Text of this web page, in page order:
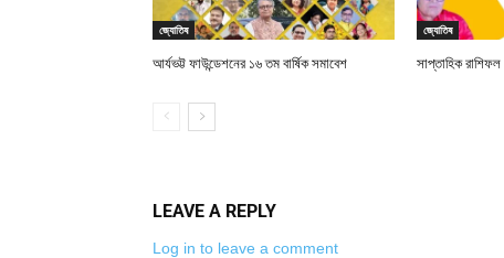
জ্যোতিষ
আর্যভট্ট ফাউন্ডেশনের ১৬ তম বার্ষিক সমাবেশ
জ্যোতিষ
সাপ্তাহিক রাশিফল
LEAVE A REPLY
Log in to leave a comment